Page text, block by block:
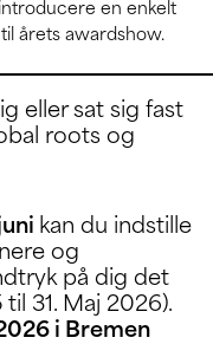
en enkelt
årets awardshow.
eller sat sig fast
roots og
kan du indstille
og
på dig det
31. Maj 2026).
i Bremen